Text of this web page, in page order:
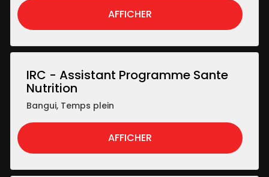
AFFICHER
IRC - Assistant Programme Sante
Nutrition
Bangui, Temps plein
AFFICHER